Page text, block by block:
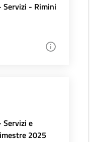
Servizi - Rimini
Servizi e
2025